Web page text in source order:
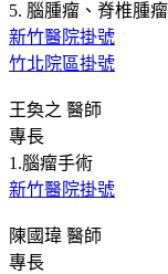
5. 腦腫瘤、脊椎腫瘤
新竹醫院掛號
竹北院區掛號
王奐之 醫師
專長
1.腦瘤手術
新竹醫院掛號
陳國瑋 醫師
專長